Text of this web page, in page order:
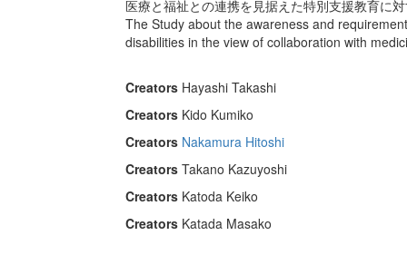
医療と福祉との連携を見据えた特別支援教育に
The Study about the awareness and
disabilities in the view of collaboration with
Creators Hayashi Takashi
Creators Kido Kumiko
Creators Nakamura Hitoshi
Creators Takano Kazuyoshi
Creators Katoda Keiko
Creators Katada Masako